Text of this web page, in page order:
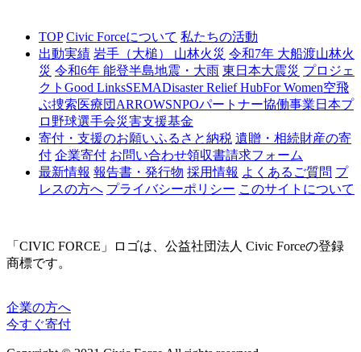
TOP Civic Forceについて 私たちの活動
出動実績 岩手（大槌） 山林火災 令和7年 大船渡山林火
災 令和6年 能登半島地震・大雨 東日本大震災 プロジェ
クト Good LinksSEMADisaster Relief HubFor Women空飛
ぶ捜索医療団ARROWSNPOパートナー協働事業 日本プ
ロ野球選手会災害支援基金
寄付・支援のお願いふるさと納税 遺贈・相続財産の寄
付 企業寄付 お問い合わせ領収書請求フォーム
最新情報 報告書・発行物 採用情報 よくあるご質問 プ
レスの方へ プライバシーポリシー このサイトについて
「CIVIC FORCE」ロゴは、公益社団法人 Civic Forceの登録
商標です。
企業の方へ
今すぐ寄付